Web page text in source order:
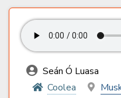
Seán Ó Luasa
Coolea